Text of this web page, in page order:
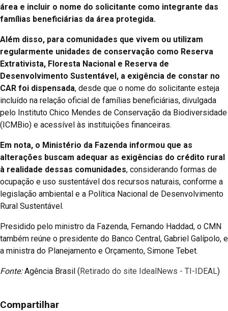
área e incluir o nome do solicitante como integrante das
famílias beneficiárias da área protegida.
Além disso, para comunidades que vivem ou utilizam
regularmente unidades de conservação como Reserva
Extrativista, Floresta Nacional e Reserva de
Desenvolvimento Sustentável, a exigência de constar no
CAR foi dispensada, desde que o nome do solicitante esteja
incluído na relação oficial de famílias beneficiárias, divulgada
pelo Instituto Chico Mendes de Conservação da Biodiversidade
(ICMBio) e acessível às instituições financeiras.
Em nota, o Ministério da Fazenda informou que as
alterações buscam adequar as exigências do crédito rural
à realidade dessas comunidades, considerando formas de
ocupação e uso sustentável dos recursos naturais, conforme a
legislação ambiental e a Política Nacional de Desenvolvimento
Rural Sustentável.
Presidido pelo ministro da Fazenda, Fernando Haddad, o CMN
também reúne o presidente do Banco Central, Gabriel Galípolo, e
a ministra do Planejamento e Orçamento, Simone Tebet.
Fonte:Agência Brasil (Retirado do site IdealNews - TI-IDEAL)
Compartilhar